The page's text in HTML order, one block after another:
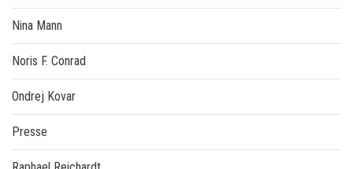
Nina Mann
Noris F. Conrad
Ondrej Kovar
Presse